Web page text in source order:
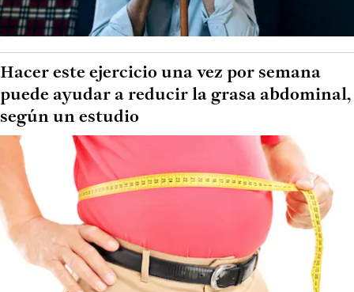
Hacer este ejercicio una vez por semana
puede ayudar a reducir la grasa abdominal,
según un estudio